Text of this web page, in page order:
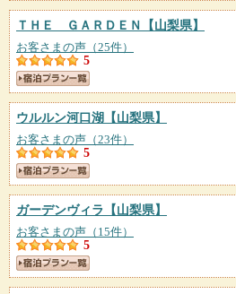
ＴＨＥ ＧＡＲＤＥＮ 【山梨県】
お客さまの声（25件）
5
ウルルン河口湖 【山梨県】
お客さまの声（23件）
5
ガーデンヴィラ 【山梨県】
お客さまの声（15件）
5